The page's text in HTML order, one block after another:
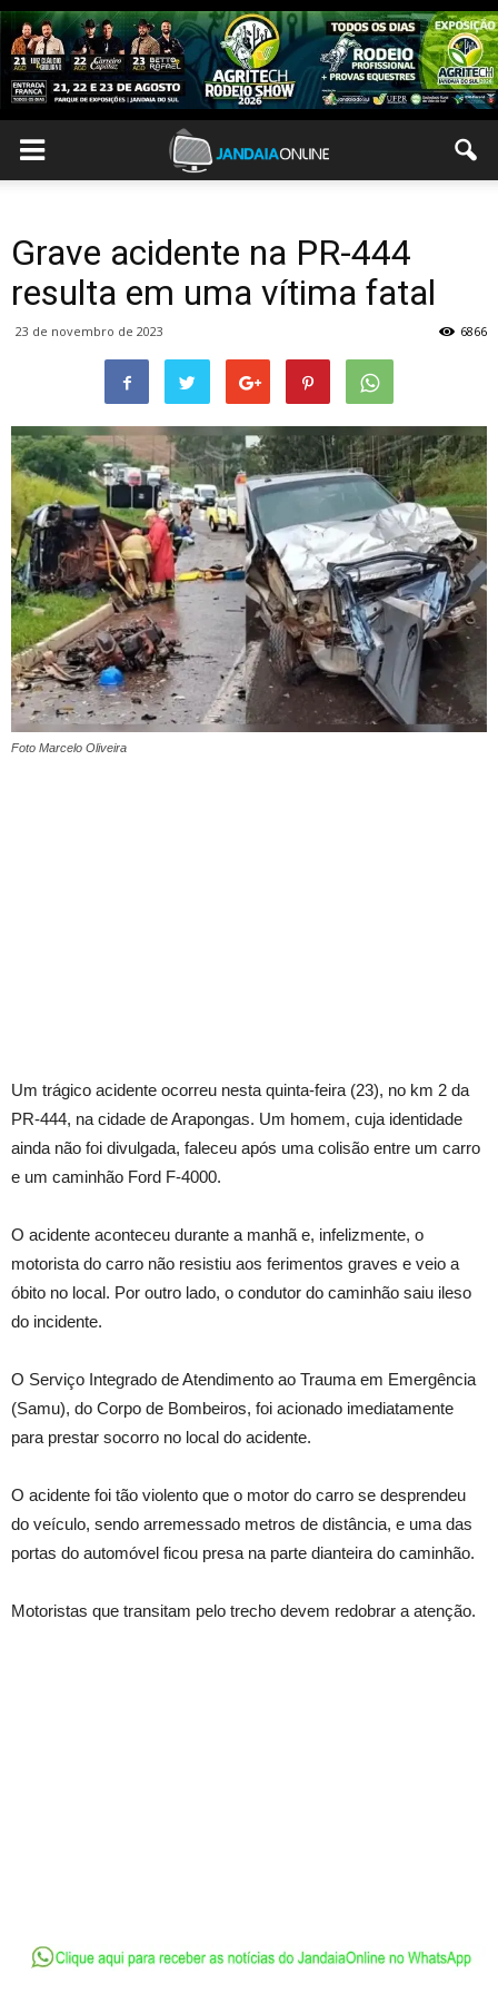
Grave acidente na PR-444
resulta em uma vítima fatal
23 de novembro de 2023 6866
Foto Marcelo Oliveira
Um trágico acidente ocorreu nesta quinta-feira (23), no km 2 da
PR-444, na cidade de Arapongas. Um homem, cuja identidade
ainda não foi divulgada, faleceu após uma colisão entre um carro
e um caminhão Ford F-4000.
O acidente aconteceu durante a manhã e, infelizmente, o
motorista do carro não resistiu aos ferimentos graves e veio a
óbito no local. Por outro lado, o condutor do caminhão saiu ileso
do incidente.
O Serviço Integrado de Atendimento ao Trauma em Emergência
(Samu), do Corpo de Bombeiros, foi acionado imediatamente
para prestar socorro no local do acidente.
O acidente foi tão violento que o motor do carro se desprendeu
do veículo, sendo arremessado metros de distância, e uma das
portas do automóvel ficou presa na parte dianteira do caminhão.
Motoristas que transitam pelo trecho devem redobrar a atenção.